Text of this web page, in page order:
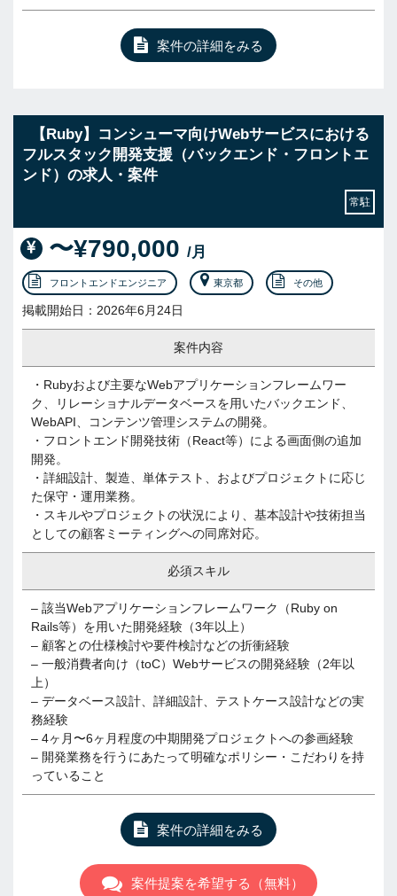
案件の詳細をみる
【Ruby】コンシューマ向けWebサービスにおける
フルスタック開発支援（バックエンド・フロントエ
ンド）の求人・案件
常駐
〜¥790,000 /月
フロントエンドエンジニア 東京都 その他
掲載開始日：2026年6月24日
案件内容
・Rubyおよび主要なWebアプリケーションフレームワー
ク、リレーショナルデータベースを用いたバックエンド、
WebAPI、コンテンツ管理システムの開発。
・フロントエンド開発技術（React等）による画面側の追加
開発。
・詳細設計、製造、単体テスト、およびプロジェクトに応じ
た保守・運用業務。
・スキルやプロジェクトの状況により、基本設計や技術担当
としての顧客ミーティングへの同席対応。
必須スキル
– 該当Webアプリケーションフレームワーク（Ruby on
Rails等）を用いた開発経験（3年以上）
– 顧客との仕様検討や要件検討などの折衝経験
– 一般消費者向け（toC）Webサービスの開発経験（2年以
上）
– データベース設計、詳細設計、テストケース設計などの実
務経験
– 4ヶ月〜6ヶ月程度の中期開発プロジェクトへの参画経験
– 開発業務を行うにあたって明確なポリシー・こだわりを持
っていること
案件の詳細をみる
案件提案を希望する（無料）